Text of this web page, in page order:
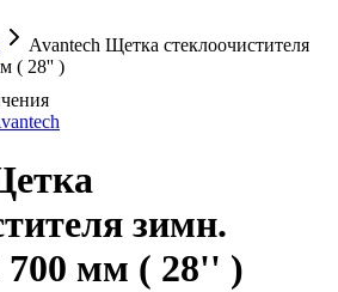
Avantech Щетка стеклоочистителя
( 28'' )
зимн.
700 мм ( 28'' )